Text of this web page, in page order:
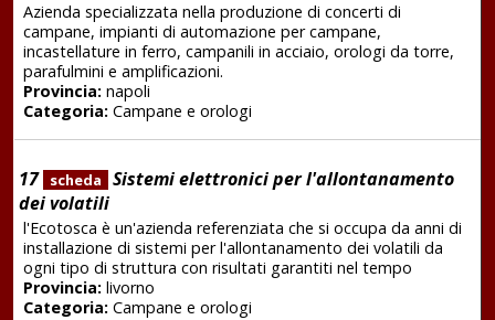
Azienda specializzata nella produzione di concerti di
campane, impianti di automazione per campane,
incastellature in ferro, campanili in acciaio, orologi da torre,
parafulmini e amplificazioni.
Provincia:napoli
Categoria:Campane e orologi
17 scheda
Sistemi elettronici per l'allontanamento
dei volatili
l'Ecotosca è un'azienda referenziata che si occupa da anni di
installazione di sistemi per l'allontanamento dei volatili da
ogni tipo di struttura con risultati garantiti nel tempo
Provincia:livorno
Categoria:Campane e orologi